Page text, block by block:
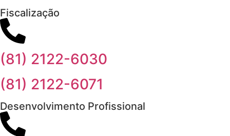
Fiscalização
(81) 2122-6030
(81) 2122-6071
Desenvolvimento Profissional